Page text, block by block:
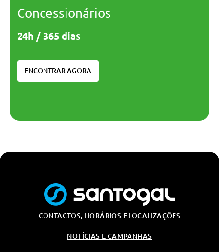
Concessionários
24h / 365 dias
ENCONTRAR AGORA
CONTACTOS, HORÁRIOS E LOCALIZAÇÕES
NOTÍCIAS E CAMPANHAS